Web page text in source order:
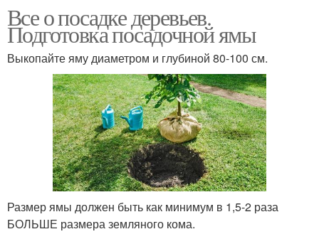
Все о посадке деревьев.
Подготовка посадочной ямы
Выкопайте яму диаметром и глубиной 80-100 см.
Размер ямы должен быть как минимум в 1,5-2 раза
БОЛЬШЕ размера земляного кома.